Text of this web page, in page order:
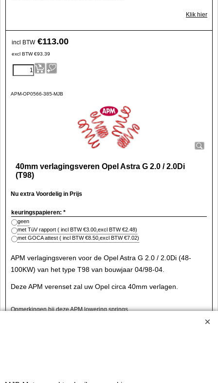
Klik hier
incl BTW €113.00
excl BTW €93.39
APM-OP0566-385-MJB
40mm verlagingsveren Opel Astra G 2.0 / 2.0Di
(T98)
Nu extra Voordelig in Prijs
keuringspapieren: *
geen
met TüV rapport ( incl BTW€3.00 excl BTW€2.48)
met GOCA attest ( incl BTW€8.50 excl BTW€7.02)
APM verlagingsveren voor de Opel Astra G 2.0 / 2.0Di (48-
100KW) van het type T98 van bouwjaar 04/98-04.
Deze APM verenset zal uw Opel circa 40mm verlagen.
Opmerkingen bij deze APM lowering springs.